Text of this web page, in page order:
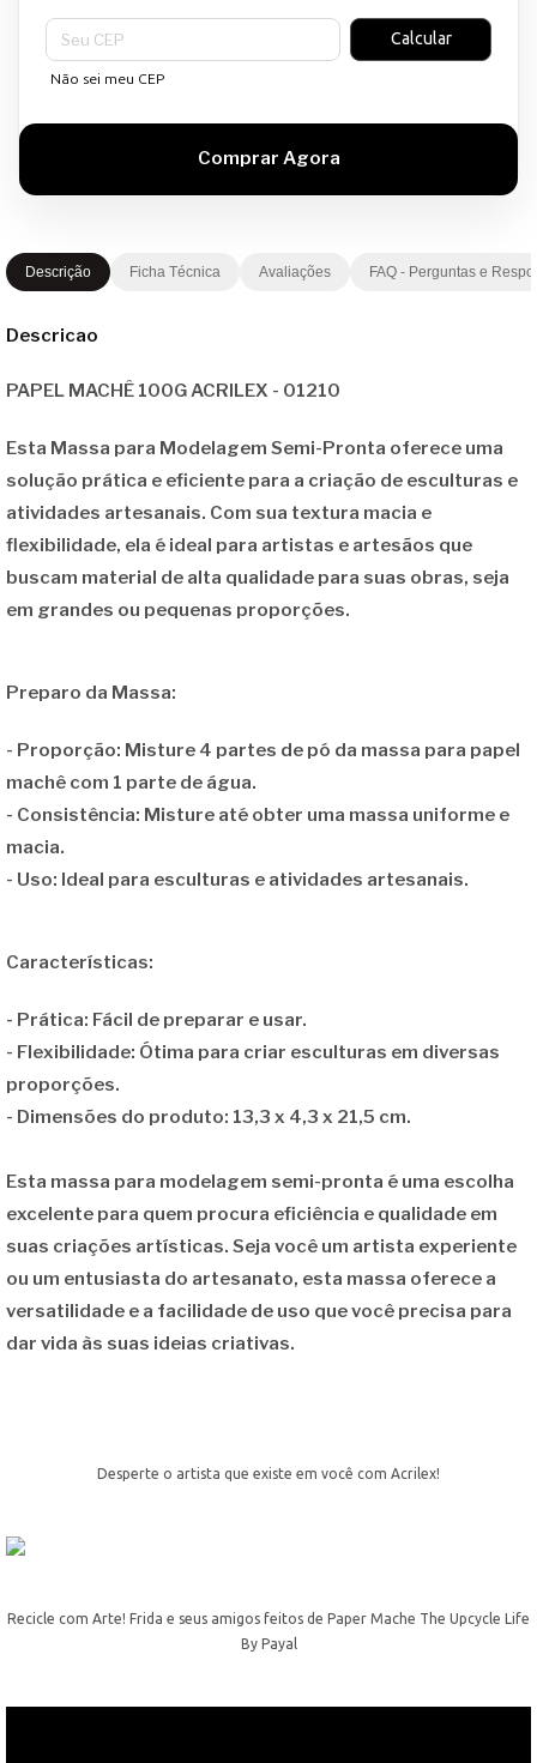
Entregas para o CEP:
Calcular
Não sei meu CEP
Descrição Ficha Técnica Avaliações FAQ - Perguntas e
Descricao
PAPEL MACHÊ 100G ACRILEX - 01210
Esta Massa para Modelagem Semi-Pronta oferece uma
solução prática e eficiente para a criação de esculturas e
atividades artesanais. Com sua textura macia e
flexibilidade, ela é ideal para artistas e artesãos que
buscam material de alta qualidade para suas obras, seja
em grandes ou pequenas proporções.
Preparo da Massa:
- Proporção: Misture 4 partes de pó da massa para papel
machê com 1 parte de água.
- Consistência: Misture até obter uma massa uniforme e
macia.
- Uso: Ideal para esculturas e atividades artesanais.
Características:
- Prática: Fácil de preparar e usar.
- Flexibilidade: Ótima para criar esculturas em diversas
proporções.
- Dimensões do produto: 13,3 x 4,3 x 21,5 cm.
Esta massa para modelagem semi-pronta é uma escolha
excelente para quem procura eficiência e qualidade em
suas criações artísticas. Seja você um artista experiente
ou um entusiasta do artesanato, esta massa oferece a
versatilidade e a facilidade de uso que você precisa para
dar vida às suas ideias criativas.
Desperte o artista que existe em você com Acrilex!
Recicle com Arte! Frida e seus amigos feitos de Paper Mache The Upcycle Life
By Payal